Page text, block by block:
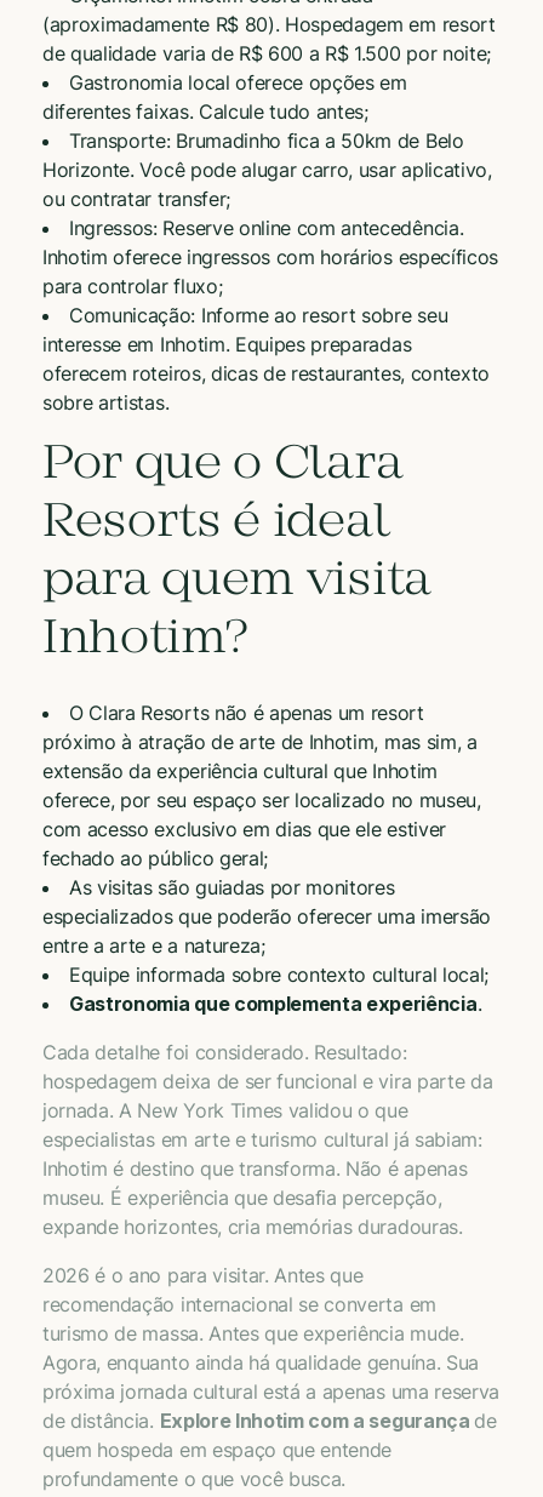
(aproximadamente R$ 80). Hospedagem em resort
de qualidade varia de R$ 600 a R$ 1.500 por noite;
Gastronomia local oferece opções em
diferentes faixas. Calcule tudo antes;
Transporte: Brumadinho fica a 50km de Belo
Horizonte. Você pode alugar carro, usar aplicativo,
ou contratar transfer;
Ingressos: Reserve online com antecedência.
Inhotim oferece ingressos com horários específicos
para controlar fluxo;
Comunicação: Informe ao resort sobre seu
interesse em Inhotim. Equipes preparadas
oferecem roteiros, dicas de restaurantes, contexto
sobre artistas.
Por que o Clara
Resorts é ideal
para quem visita
Inhotim?
O Clara Resorts não é apenas um resort
próximo à atração de arte de Inhotim, mas sim, a
extensão da experiência cultural que Inhotim
oferece, por seu espaço ser localizado no museu,
com acesso exclusivo em dias que ele estiver
fechado ao público geral;
As visitas são guiadas por monitores
especializados que poderão oferecer uma imersão
entre a arte e a natureza;
Equipe informada sobre contexto cultural local;
Gastronomia que complementa experiência.
Cada detalhe foi considerado. Resultado:
hospedagem deixa de ser funcional e vira parte da
jornada. A New York Times validou o que
especialistas em arte e turismo cultural já sabiam:
Inhotim é destino que transforma. Não é apenas
museu. É experiência que desafia percepção,
expande horizontes, cria memórias duradouras.
2026 é o ano para visitar. Antes que
recomendação internacional se converta em
turismo de massa. Antes que experiência mude.
Agora, enquanto ainda há qualidade genuína. Sua
próxima jornada cultural está a apenas uma reserva
de distância. Explore Inhotim com a segurança de
quem hospeda em espaço que entende
profundamente o que você busca.